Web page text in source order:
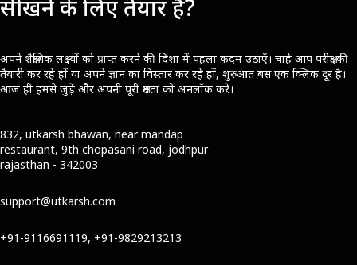
सीखने के लिए तैयार हैं?
अपने शैक्षणिक लक्ष्यों को प्राप्त करने की दिशा में पहला कदम उठाएँ। चाहे आप परीक्षा की
तैयारी कर रहे हों या अपने ज्ञान का विस्तार कर रहे हों, शुरुआत बस एक क्लिक दूर है।
आज ही हमसे जुड़ें और अपनी पूरी क्षमता को अनलॉक करें।
832, utkarsh bhawan, near mandap
restaurant, 9th chopasani road, jodhpur
rajasthan - 342003
support@utkarsh.com
+91-9116691119, +91-9829213213